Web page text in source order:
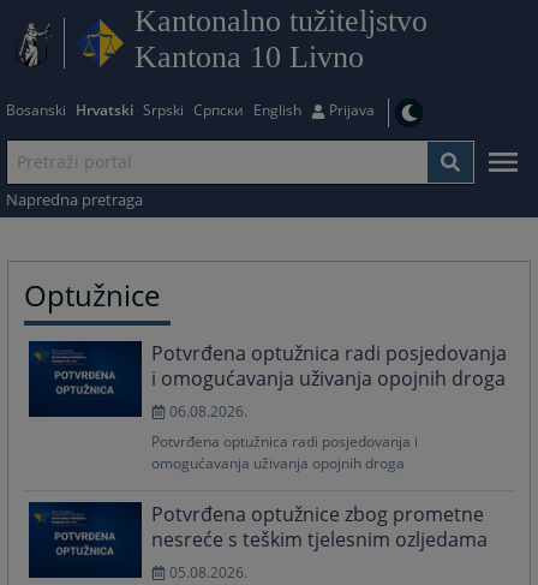
Kantonalno tužiteljstvo
Kantona 10 Livno
Bosanski Hrvatski Srpski Српски English Prijava
Napredna pretraga
Optužnice
Potvrđena optužnica radi posjedovanja
i omogućavanja uživanja opojnih droga
06.08.2026.
Potvrđena optužnica radi posjedovanja i
omogućavanja uživanja opojnih droga
Potvrđena optužnice zbog prometne
nesreće s teškim tjelesnim ozljedama
05.08.2026.